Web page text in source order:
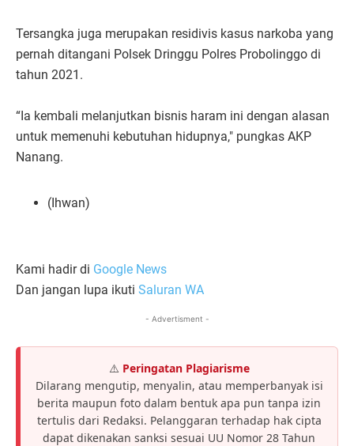
Tersangka juga merupakan residivis kasus narkoba yang
pernah ditangani Polsek Dringgu Polres Probolinggo di
tahun 2021.
“Ia kembali melanjutkan bisnis haram ini dengan alasan
untuk memenuhi kebutuhan hidupnya," pungkas AKP
Nanang.
(Ihwan)
Kami hadir di Google News
Dan jangan lupa ikuti Saluran WA
- Advertisment -
⚠️ Peringatan Plagiarisme
Dilarang mengutip, menyalin, atau memperbanyak isi
berita maupun foto dalam bentuk apa pun tanpa izin
tertulis dari Redaksi. Pelanggaran terhadap hak cipta
dapat dikenakan sanksi sesuai UU Nomor 28 Tahun